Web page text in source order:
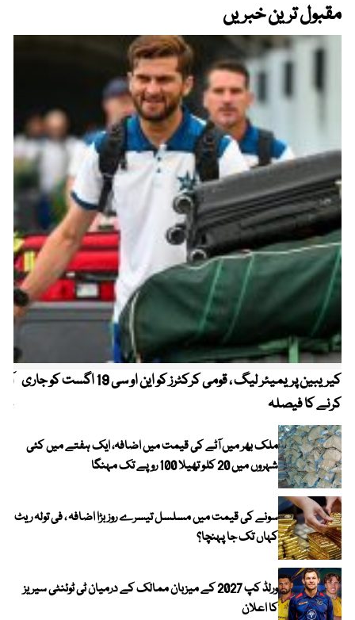
مقبول ترین خبریں
کیریبین پریمیئر لیگ ، قومی کرکٹرز کو این او سی 19 اگست کو جاری
کرنے کا فیصلہ
ملک بھر میں آٹے کی قیمت میں اضافہ، ایک ہفتے میں کئی
شہروں میں 20 کلو تھیلا 100 روپے تک مہنگا
سونے کی قیمت میں مسلسل تیسرے روز بڑا اضافہ ، فی تولہ ریٹ
کہاں تک جا پہنچا؟
ورلڈ کپ 2027 کے میزبان ممالک کے درمیان ٹی ٹوئنٹی سیریز
کا اعلان